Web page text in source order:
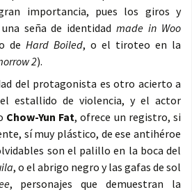
importancia, pues los giros y
seña de identidadmade in Woo
de Hard Boiled, o el tiroteo en la
2).
del protagonista es otro acierto a
estallido de violencia, y el actor
Chow-Yun Fat, ofrece un registro, si
sí muy plástico, de ese antihéroe
son el palillo en la boca del
, o el abrigo negro y las gafas de sol
, personajes que demuestran la